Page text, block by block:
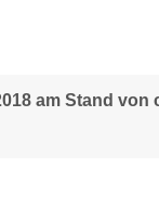
am Stand von